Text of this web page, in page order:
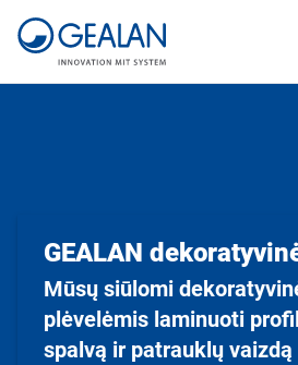
GEALAN
Mūsų siūlomi
plėvelėmis laminuoti
spalvą ir patrauklų